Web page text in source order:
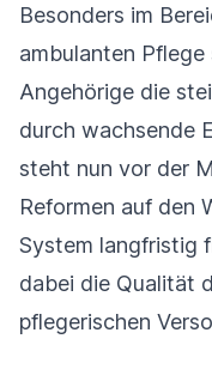
Besonders im
ambulanten
Angehörige die
durch wachsende
steht nun vor der
Reformen auf den
System langfristig
dabei die Qualität
pflegerischen